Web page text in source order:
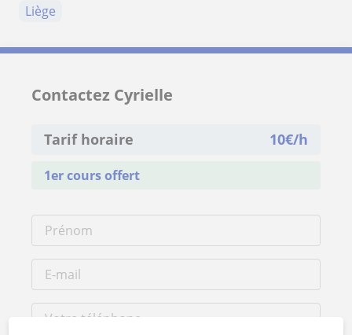
Liège
Contactez Cyrielle
Tarif horaire 10€/h
1er cours offert